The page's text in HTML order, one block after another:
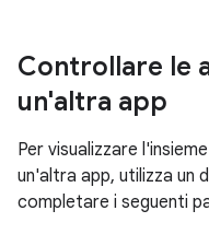
Controllare le
un'altra app
Per visualizzare
un'altra app, utilizza un
completare i seguenti